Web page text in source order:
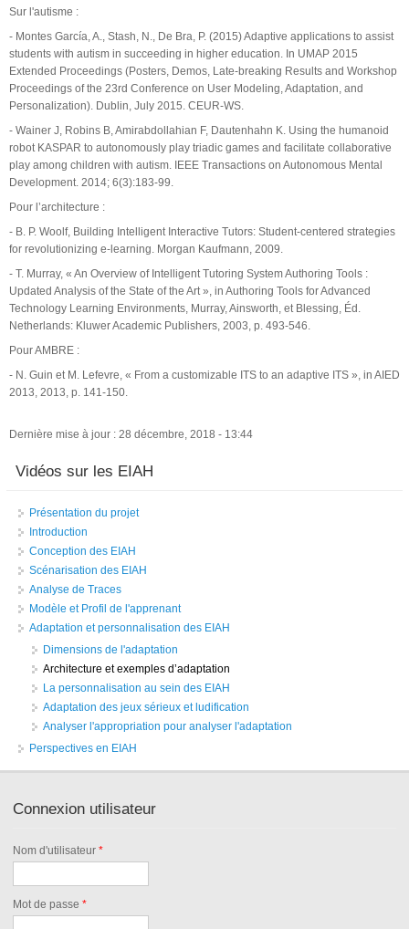
Sur l'autisme :
- Montes García, A., Stash, N., De Bra, P. (2015) Adaptive applications to assist
students with autism in succeeding in higher education. In UMAP 2015
Extended Proceedings (Posters, Demos, Late-breaking Results and Workshop
Proceedings of the 23rd Conference on User Modeling, Adaptation, and
Personalization). Dublin, July 2015. CEUR-WS.
- Wainer J, Robins B, Amirabdollahian F, Dautenhahn K. Using the humanoid
robot KASPAR to autonomously play triadic games and facilitate collaborative
play among children with autism. IEEE Transactions on Autonomous Mental
Development. 2014; 6(3):183-99.
Pour l’architecture :
- B. P. Woolf, Building Intelligent Interactive Tutors: Student-centered strategies
for revolutionizing e-learning. Morgan Kaufmann, 2009.
- T. Murray, « An Overview of Intelligent Tutoring System Authoring Tools :
Updated Analysis of the State of the Art », in Authoring Tools for Advanced
Technology Learning Environments, Murray, Ainsworth, et Blessing, Éd.
Netherlands: Kluwer Academic Publishers, 2003, p. 493‑546.
Pour AMBRE :
- N. Guin et M. Lefevre, « From a customizable ITS to an adaptive ITS », in AIED
2013, 2013, p. 141‑150.
Dernière mise à jour : 28 décembre, 2018 - 13:44
Vidéos sur les EIAH
Présentation du projet
Introduction
Conception des EIAH
Scénarisation des EIAH
Analyse de Traces
Modèle et Profil de l'apprenant
Adaptation et personnalisation des EIAH
Dimensions de l'adaptation
Architecture et exemples d’adaptation
La personnalisation au sein des EIAH
Adaptation des jeux sérieux et ludification
Analyser l'appropriation pour analyser l'adaptation
Perspectives en EIAH
Connexion utilisateur
Nom d'utilisateur*
Mot de passe*